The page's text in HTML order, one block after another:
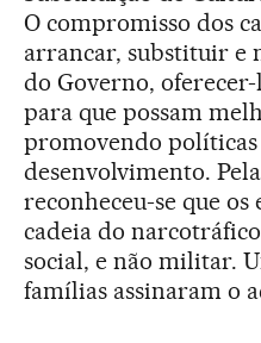
O compromisso dos
arrancar, substituir e
do Governo,
para que possam
promovendo
desenvolvimento.
reconheceu-se que os
cadeia do
social, e não militar.
famílias assinaram o